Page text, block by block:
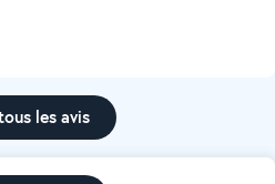
les avis